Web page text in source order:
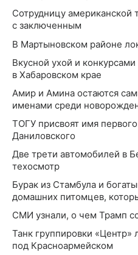
Сотрудницу американской
с заключенным
В Мартыновском районе
Вкусной ухой и
в Хабаровском крае
Амир и Амина остаются
именами среди
ТОГУ присвоят имя
Даниловского
Две трети автомобилей в
техосмотр
Бурак из Стамбула и
домашних питомцев,
СМИ узнали, о чем Трамп
Танк группировки «Центр»
под Красноармейском